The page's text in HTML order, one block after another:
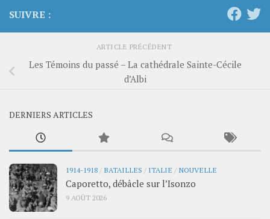
SUIVRE :
ARTICLE PRÉCÉDENT
Les Témoins du passé – La cathédrale Sainte-Cécile
d’Albi
DERNIERS ARTICLES
1914-1918/ BATAILLES / ITALIE / NOUVELLE
Caporetto, débâcle sur l’Isonzo
9 AOÛT 2026